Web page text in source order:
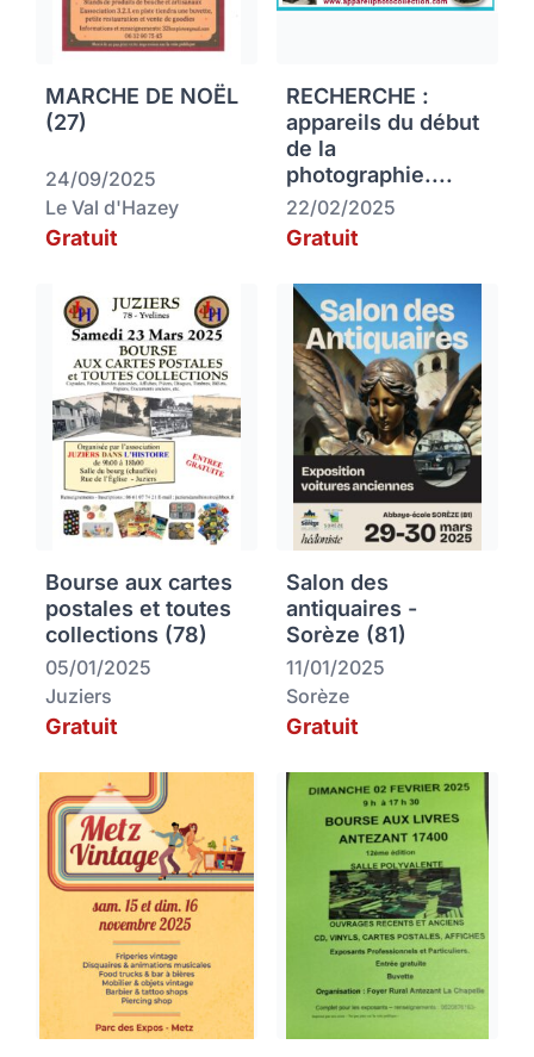
MARCHE DE NOËL
(27)
24/09/2025
Le Val d'Hazey
Gratuit
RECHERCHE :
appareils du début
de la
photographie....
22/02/2025
Gratuit
Bourse aux cartes
postales et toutes
collections (78)
05/01/2025
Juziers
Gratuit
Salon des
antiquaires -
Sorèze (81)
11/01/2025
Sorèze
Gratuit